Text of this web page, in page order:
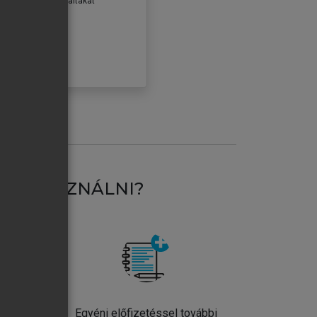
HASZNÁLNI?
Egyéni előfizetéssel további